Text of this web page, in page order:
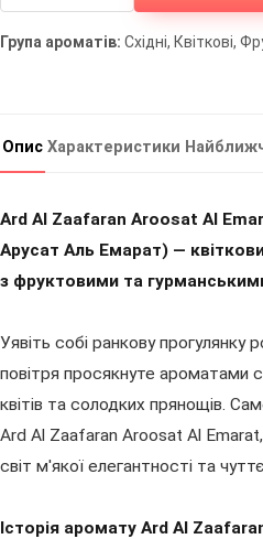
Група ароматів: Східні, Квіткові,
Опис Характеристики
Ard Al Zaafaran Aroosat Al
Арусат Аль Емарат) —
з фруктовими та
Уявіть собі ранкову
повітря просякнуте ароматами
квітів та солодких прянощів.
Ard Al Zaafaran Aroosat Al
світ м'якої елегантності та
Історія аромату Ard Al